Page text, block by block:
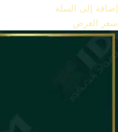
إضافة إلى السلة
سعر العرض